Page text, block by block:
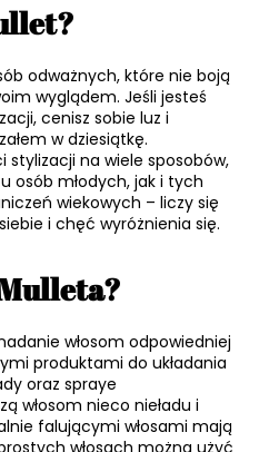
odważnych, które nie boją
wyglądem. Jeśli jesteś
cenisz sobie luz i
w dziesiątkę.
stylizacji na wiele sposobów,
osób młodych, jak i tych
wiekowych – liczy się
i chęć wyróżnienia się.
włosom odpowiedniej
produktami do układania
oraz spraye
włosom nieco nieładu i
falującymi włosami mają